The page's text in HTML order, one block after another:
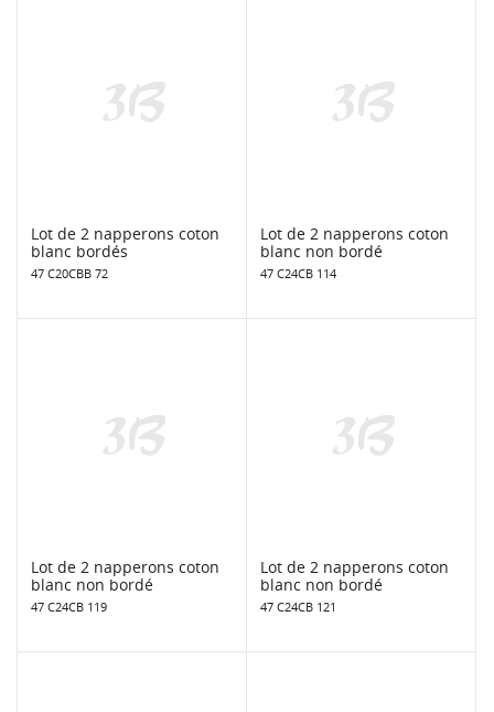
Lot de 2 napperons coton
blanc bordés
47 C20CBB 72
Lot de 2 napperons coton
blanc non bordé
47 C24CB 114
Lot de 2 napperons coton
blanc non bordé
47 C24CB 119
Lot de 2 napperons coton
blanc non bordé
47 C24CB 121